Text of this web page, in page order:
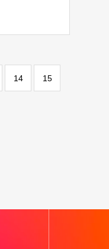
14 15